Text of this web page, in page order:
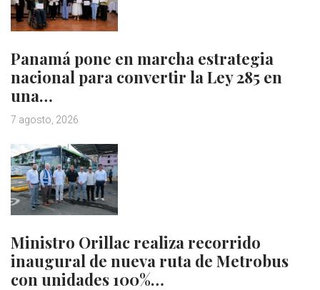
Panamá pone en marcha estrategia
nacional para convertir la Ley 285 en
una…
7 agosto, 2026
Ministro Orillac realiza recorrido
inaugural de nueva ruta de Metrobus
con unidades 100%…